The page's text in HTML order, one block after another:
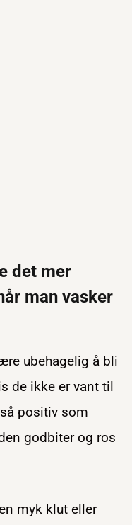
det mer
man vasker
ubehagelig å bli
de ikke er vant til
positiv som
godbiter og ros
myk klut eller